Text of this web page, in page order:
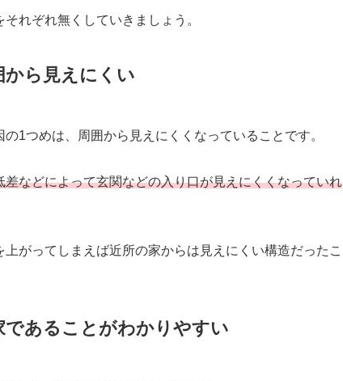
れぞれ無くしていきましょう。
ら見えにくい
1つめは、周囲から見えにくくなっていることです。
などによって玄関などの入り口が見えにくくなっていれ
がってしまえば近所の家からは見えにくい構造だったこ
あることがわかりやすい